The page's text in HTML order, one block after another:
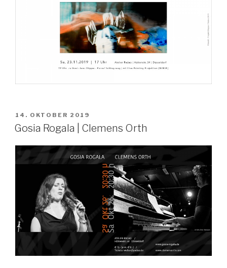
VERÖFFENTLICHT
AM
14. OKTOBER 2019
Gosia Rogala | Clemens Orth